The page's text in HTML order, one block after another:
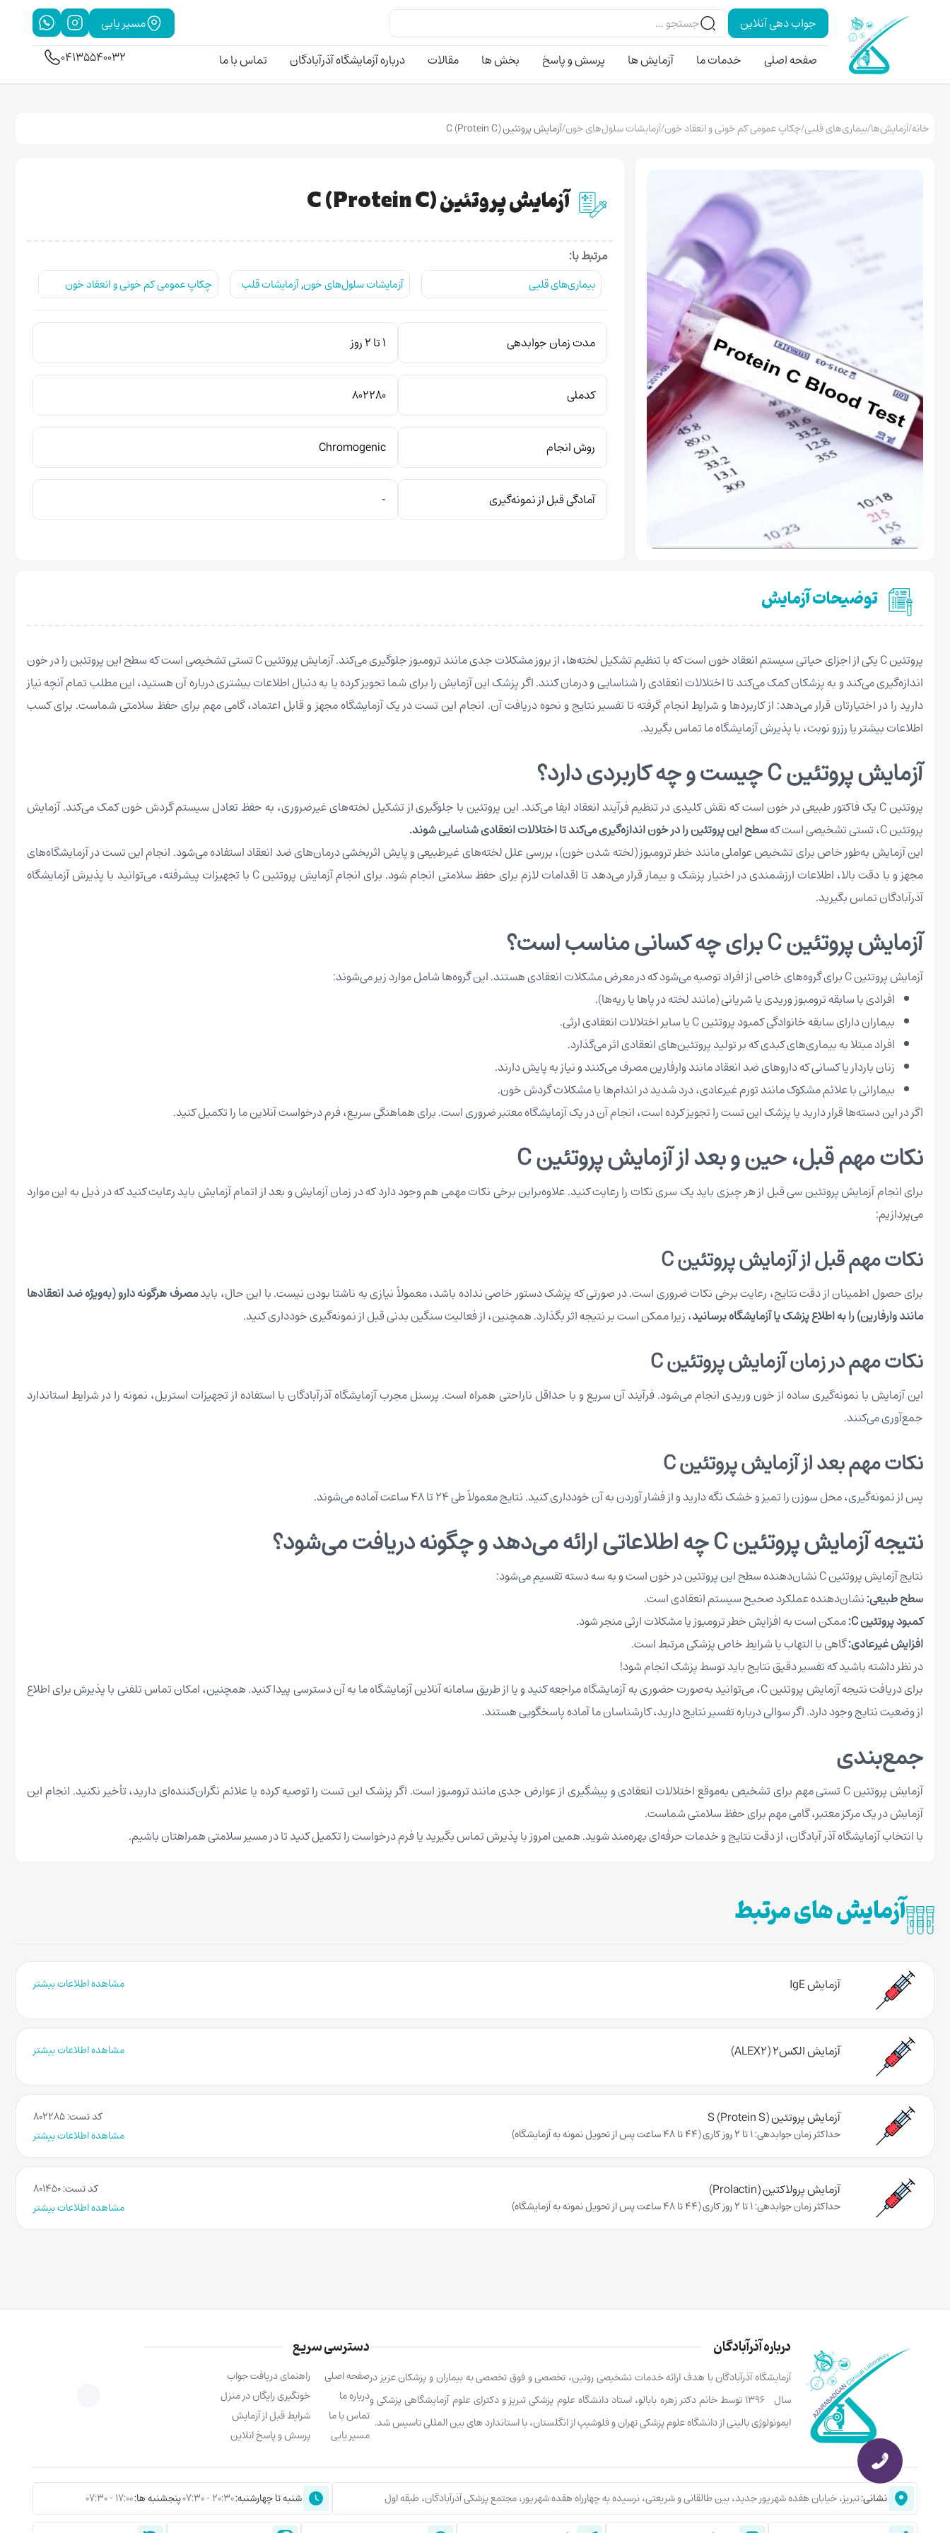
جواب دهی آنلاین
مسیر یابی
صفحه اصلی
خدمات ما آزمایش ها پرسش و پاسخ بخش ها مقالات درباره آزمایشگاه آذرآبادگان تماس با ما 04135540032
خانه/آزمایش‌ها/بیماری‌های قلبی/چکاپ عمومی کم خونی و انعقاد خون/آزمایشات سلول‌های خون/آزمایش پروتئین C (Protein C)
آزمایش پروتئین C (Protein C)
مرتبط با:
بیماری‌های قلبی آزمایشات سلول‌های خون,آزمایشات قلب چکاپ عمومی کم خونی و انعقاد خون
مدت زمان جوابدهی 1 تا 2 روز
کدملی ۸۰۲۲۸۰
روش انجام Chromogenic
آمادگی قبل از نمونه‌گیری -
توضیحات آزمایش
پروتئین C یکی از اجزای حیاتی سیستم انعقاد خون است که با تنظیم تشکیل لخته‌ها، از بروز مشکلات جدی مانند ترومبوز جلوگیری می‌کند. آزمایش پروتئین C تستی تشخیصی است که سطح این پروتئین را در خون
اندازه‌گیری می‌کند و به پزشکان کمک می‌کند تا اختلالات انعقادی را شناسایی و درمان کنند. اگر پزشک این آزمایش را برای شما تجویز کرده یا به دنبال اطلاعات بیشتری درباره آن هستید، این مطلب تمام آنچه نیاز
دارید را در اختیارتان قرار می‌دهد: از کاربردها و شرایط انجام گرفته تا تفسیر نتایج و نحوه دریافت آن. انجام این تست در یک آزمایشگاه مجهز و قابل اعتماد، گامی مهم برای حفظ سلامتی شماست. برای کسب
اطلاعات بیشتر یا رزرو نوبت، با پذیرش آزمایشگاه ما تماس بگیرید.
آزمایش پروتئین C چیست و چه کاربردی دارد؟
پروتئین C یک فاکتور طبیعی در خون است که نقش کلیدی در تنظیم فرآیند انعقاد ایفا می‌کند. این پروتئین با جلوگیری از تشکیل لخته‌های غیرضروری، به حفظ تعادل سیستم گردش خون کمک می‌کند. آزمایش
پروتئین C، تستی تشخیصی است که
سطح این پروتئین را در خون اندازه‌گیری می‌کند تا اختلالات انعقادی شناسایی شوند.
این آزمایش به‌طور خاص برای تشخیص عواملی مانند خطر ترومبوز (لخته شدن خون)، بررسی علل لخته‌های غیرطبیعی و پایش اثربخشی درمان‌های ضد انعقاد استفاده می‌شود. انجام این تست در آزمایشگاه‌های
مجهز و با دقت بالا، اطلاعات ارزشمندی در اختیار پزشک و بیمار قرار می‌دهد تا اقدامات لازم برای حفظ سلامتی انجام شود. برای انجام آزمایش پروتئین C با تجهیزات پیشرفته، می‌توانید با پذیرش آزمایشگاه
آذرآبادگان تماس بگیرید.
آزمایش پروتئین C برای چه کسانی مناسب است؟
آزمایش پروتئین C برای گروه‌های خاصی از افراد توصیه می‌شود که در معرض مشکلات انعقادی هستند. این گروه‌ها شامل موارد زیر می‌شوند:
افرادی با سابقه ترومبوز وریدی یا شریانی (مانند لخته در پاها یا ریه‌ها).
بیماران دارای سابقه خانوادگی کمبود پروتئین C یا سایر اختلالات انعقادی ارثی.
افراد مبتلا به بیماری‌های کبدی که بر تولید پروتئین‌های انعقادی اثر می‌گذارد.
زنان باردار یا کسانی که داروهای ضد انعقاد مانند وارفارین مصرف می‌کنند و نیاز به پایش دارند.
بیمارانی با علائم مشکوک مانند تورم غیرعادی، درد شدید در اندام‌ها یا مشکلات گردش خون.
اگر در این دسته‌ها قرار دارید یا پزشک این تست را تجویز کرده است، انجام آن در یک آزمایشگاه معتبر ضروری است. برای هماهنگی سریع، فرم درخواست آنلاین ما را تکمیل کنید.
نکات مهم قبل، حین و بعد از آزمایش پروتئین C
برای انجام آزمایش پروتئین سی قبل از هر چیزی باید یک سری نکات را رعایت کنید. علاوه‌براین برخی نکات مهمی هم وجود دارد که در زمان آزمایش و بعد از اتمام آزمایش باید رعایت کنید که در ذیل به این موارد
می‌پردازیم:
نکات مهم قبل از آزمایش پروتئین C
برای حصول اطمینان از دقت نتایج، رعایت برخی نکات ضروری است. در صورتی که پزشک دستور خاصی نداده باشد، معمولاً نیازی به ناشتا بودن نیست. با این حال، بایدمصرف هرگونه دارو (به‌ویژه ضد انعقادها
مانند وارفارین) را به اطلاع پزشک یا آزمایشگاه برسانید، زیرا ممکن است بر نتیجه اثر بگذارد. همچنین، از فعالیت سنگین بدنی قبل از نمونه‌گیری خودداری کنید.
نکات مهم در زمان آزمایش پروتئین C
این آزمایش با نمونه‌گیری ساده از خون وریدی انجام می‌شود. فرآیند آن سریع و با حداقل ناراحتی همراه است. پرسنل مجرب آزمایشگاه آذرآبادگان با استفاده از تجهیزات استریل، نمونه را در شرایط استاندارد
جمع‌آوری می‌کنند.
نکات مهم بعد از آزمایش پروتئین C
پس از نمونه‌گیری، محل سوزن را تمیز و خشک نگه دارید و از فشار آوردن به آن خودداری کنید. نتایج معمولاً طی ۲۴ تا ۴۸ ساعت آماده می‌شوند.
نتیجه آزمایش پروتئین C چه اطلاعاتی ارائه می‌دهد و چگونه دریافت می‌شود؟
نتایج آزمایش پروتئین C نشان‌دهنده سطح این پروتئین در خون است و به سه دسته تقسیم می‌شود:
سطح طبیعی:نشان‌دهنده عملکرد صحیح سیستم انعقادی است.
کمبود پروتئینC
:ممکن است به افزایش خطر ترومبوز یا مشکلات ارثی منجر شود.
افزایش غیرعادی:گاهی با التهاب یا شرایط خاص پزشکی مرتبط است.
در نظر داشته باشید که تفسیر دقیق نتایج باید توسط پزشک انجام شود!
برای دریافت نتیجه آزمایش پروتئین C، می‌توانید به‌صورت حضوری به آزمایشگاه مراجعه کنید و یا از طریق سامانه آنلاین آزمایشگاه ما به آن دسترسی پیدا کنید. همچنین، امکان تماس تلفنی با پذیرش برای اطلاع
از وضعیت نتایج وجود دارد. اگر سوالی درباره تفسیر نتایج دارید، کارشناسان ما آماده پاسخگویی هستند.
جمع‌بندی
آزمایش پروتئین C تستی مهم برای تشخیص به‌موقع اختلالات انعقادی و پیشگیری از عوارض جدی مانند ترومبوز است. اگر پزشک این تست را توصیه کرده یا علائم نگران‌کننده‌ای دارید، تأخیر نکنید. انجام این
آزمایش در یک مرکز معتبر، گامی مهم برای حفظ سلامتی شماست.
با انتخاب آزمایشگاه آذر آبادگان، از دقت نتایج و خدمات حرفه‌ای بهره‌مند شوید. همین امروز با پذیرش تماس بگیرید یا فرم درخواست را تکمیل کنید تا در مسیر سلامتی همراهتان باشیم.
آزمایش های مرتبط
آزمایش IgE مشاهده اطلاعات بیشتر
آزمایش الکس۲ (ALEX2) مشاهده اطلاعات بیشتر
آزمایش پروتئین S (Protein S)
حداکثر زمان جوابدهی: 1 تا 2 روز کاری (44 تا 48 ساعت پس از تحویل نمونه به آزمایشگاه)
کد تست: ۸۰۲۲۸۵
مشاهده اطلاعات بیشتر
آزمایش پرولاکتین (Prolactin)
حداکثر زمان جوابدهی: 1 تا 2 روز کاری (44 تا 48 ساعت پس از تحویل نمونه به آزمایشگاه)
کد تست: ۸۰۱۴۵۰
مشاهده اطلاعات بیشتر
درباره آذرآبادگان
آزمایشگاه آذرآبادگان با هدف ارائه خدمات تشخیصی روتین، تخصصی و فوق تخصصی به بیماران و پزشکان عزیز در
سال ۱۳۹۶ توسط خانم دکتر زهره بابالو، استاد دانشگاه علوم پزشکی تبریز و دکترای علوم آزمایشگاهی پزشکی و
ایمونولوژی بالینی از دانشگاه علوم پزشکی تهران و فلوشیپ از انگلستان، با استاندارد های بین المللی تاسیس شد.
دسترسی سریع
صفحه اصلی
درباره ما
تماس با ما
مسیر یابی
راهنمای دریافت جواب
خونگیری رایگان در منزل
شرایط قبل از آزمایش
پرسش و پاسخ انلاین
نشانی:تبریز، خیابان هفده شهریور جدید، بین طالقانی و شریعتی، نرسیده به چهارراه هفده شهریور، مجتمع پزشکی آذرآبادگان، طبقه اول شنبه تا چهارشنبه:20:30 - 07:30 پنجشنبه ها:17:00 - 07:30